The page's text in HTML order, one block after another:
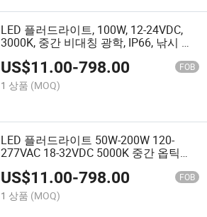
LED 플러드라이트, 100W, 12-24VDC,
3000K, 중간 비대칭 광학, IP66, 낚시 보
US$11.00-798.00 FOB
1 상품 (MOQ)
LED 플러드라이트 50W-200W 120-
277VAC 18-32VDC 5000K 중간 옵틱
IP66 Ik08 160lm/W 1-10V 스포츠 스타
디움, 테니스 코트 및 해양 조명용 디밍
가능
US$11.00-798.00 FOB
1 상품 (MOQ)